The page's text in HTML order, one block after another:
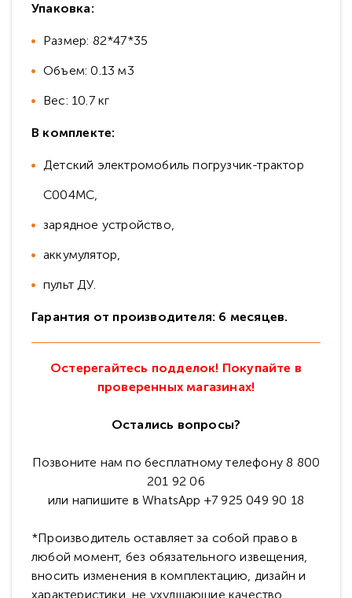
Упаковка:
Размер: 82*47*35
Объем: 0.13 м3
Вес: 10.7 кг
В комплекте:
Детский электромобиль погрузчик-трактор
C004MC,
зарядное устройство,
аккумулятор,
пульт ДУ.
Гарантия от производителя: 6 месяцев.
Остерегайтесь подделок! Покупайте в
проверенных магазинах!
Остались вопросы?
Позвоните нам по бесплатному телефону 8 800
201 92 06
или напишите в WhatsApp +7 925 049 90 18
*Производитель оставляет за собой право в
любой момент, без обязательного извещения,
вносить изменения в комплектацию, дизайн и
характеристики, не ухудшающие качество